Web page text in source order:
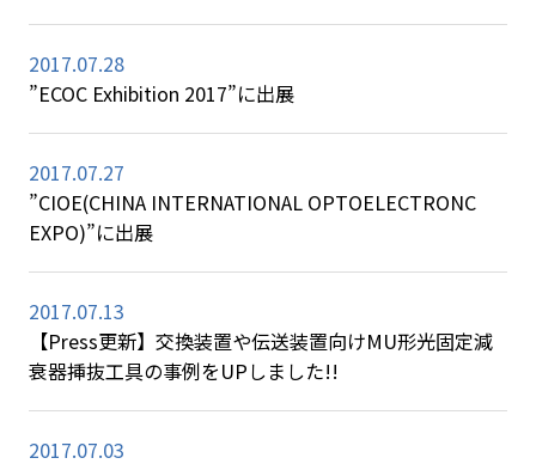
2017.07.28
”ECOC Exhibition 2017”に出展
2017.07.27
”CIOE(CHINA INTERNATIONAL OPTOELECTRONC
EXPO)”に出展
2017.07.13
【Press更新】交換装置や伝送装置向けMU形光固定減
衰器挿抜工具の事例をUPしました!!
2017.07.03